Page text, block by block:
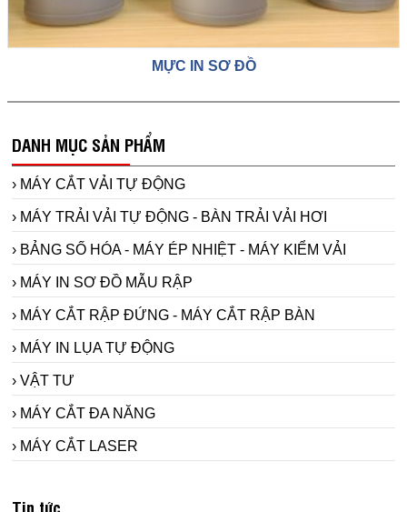
MỰC IN SƠ ĐỒ
DANH MỤC SẢN PHẨM
› MÁY CẮT VẢI TỰ ĐỘNG
› MÁY TRẢI VẢI TỰ ĐỘNG - BÀN TRẢI VẢI HƠI
› BẢNG SỐ HÓA - MÁY ÉP NHIỆT - MÁY KIỂM VẢI
› MÁY IN SƠ ĐỒ MẪU RẬP
› MÁY CẮT RẬP ĐỨNG - MÁY CẮT RẬP BÀN
› MÁY IN LỤA TỰ ĐỘNG
› VẬT TƯ
› MÁY CẮT ĐA NĂNG
› MÁY CẮT LASER
Tin tức